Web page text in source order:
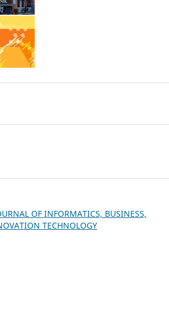
OF INFORMATICS, BUSINESS,
TECHNOLOGY